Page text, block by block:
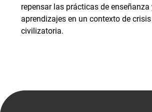
repensar las prácticas de enseñanza
aprendizajes en un contexto de
civilizatoria.